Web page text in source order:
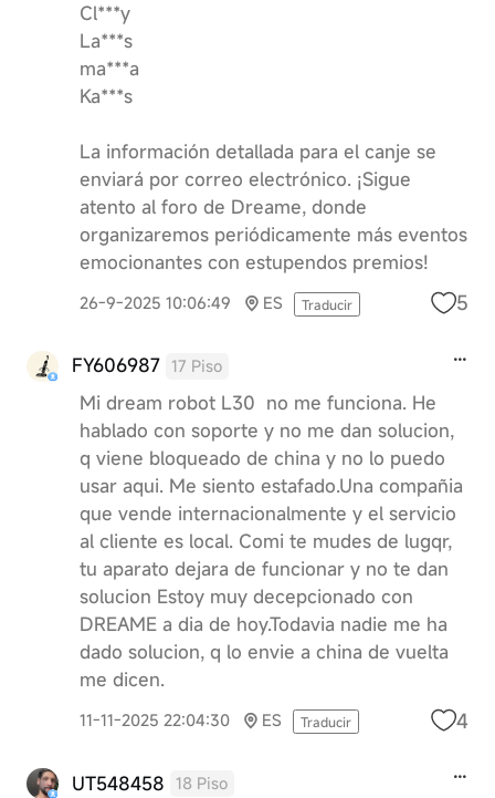
Cl***y
La***s
ma***a
Ka***s
La información detallada para el canje se
enviará por correo electrónico. ¡Sigue
atento al foro de Dreame, donde
organizaremos periódicamente más eventos
emocionantes con estupendos premios!
26-9-2025 10:06:49 ES Traducir 5
FY606987 17 Piso
Mi dream robot L30 no me funciona. He
hablado con soporte y no me dan solucion,
q viene bloqueado de china y no lo puedo
usar aqui. Me siento estafado.Una compañia
que vende internacionalmente y el servicio
al cliente es local. Comi te mudes de lugqr,
tu aparato dejara de funcionar y no te dan
solucion Estoy muy decepcionado con
DREAME a dia de hoy.Todavia nadie me ha
dado solucion, q lo envie a china de vuelta
me dicen.
11-11-2025 22:04:30 ES Traducir 4
UT548458 18 Piso